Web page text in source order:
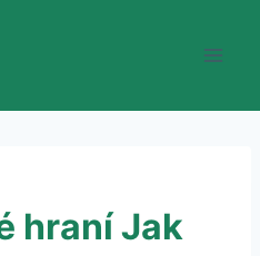
hraní Jak